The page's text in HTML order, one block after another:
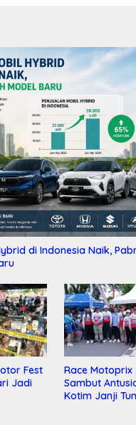
di Indonesia Naik,
Fest
Jadi
Race Motoprix
Sambut
Kotim Janji